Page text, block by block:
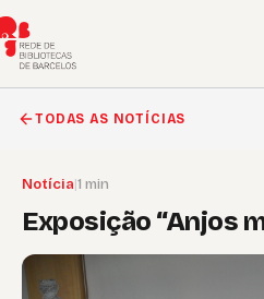
para
o
conteúdo
TODAS AS NOTÍCIAS
Notícia|1 min
Exposição “Anjos